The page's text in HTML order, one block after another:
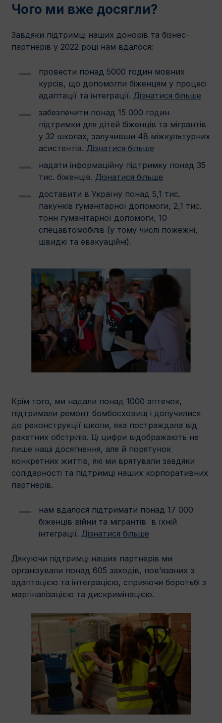
Чого ми вже досягли?
Завдяки підтримці наших донорів та бізнес-
партнерів у 2022 році нам вдалося:
провести понад 5000 годин мовних
курсів, що допомогли біженцям у процесі
адаптації та інтеграції. Дізнатися більше
забезпечити понад 15 000 годин
підтримки для дітей біженців та мігрантів
у 32 школах, залучивши 48 міжкультурних
асистентів. Дізнатися більше
надати інформаційну підтримку понад 35
тис. біженців. Дізнатися більше
доставити в Україну понад 5,1 тис.
пакунків гуманітарної допомоги, 2,1 тис.
тонн гуманітарної допомоги, 10
спецавтомобілів (у тому числі пожежні,
швидкі та евакуаційні).
Крім того, ми надали понад 1000 аптечок,
підтримали ремонт бомбосховищ і долучилися
до реконструкції школи, яка постраждала від
ракетних обстрілів. Ці цифри відображають не
лише наші досягнення, але й порятунок
конкретних життів, які ми врятували завдяки
солідарності та підтримці наших корпоративних
партнерів.
нам вдалося підтримати понад 17 000
біженців війни та мігрантів в їхній
інтеграції. Дізнатися більше
Дякуючи підтримці наших партнерів ми
організували понад 605 заходів, пов’язаних з
адаптацією та інтеграцією, сприяючи боротьбі з
маргіналізацією та дискримінацією.